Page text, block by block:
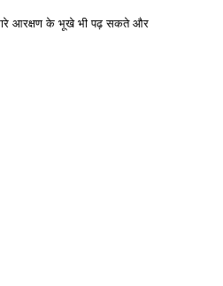
सारे आरक्षण के भूखे भी पढ़ सकते और